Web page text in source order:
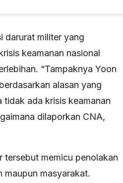
darurat militer yang
keamanan nasional
“Tampaknya Yoon
alasan yang
ada krisis keamanan
dilaporkan CNA,
tersebut memicu penolakan
maupun masyarakat.